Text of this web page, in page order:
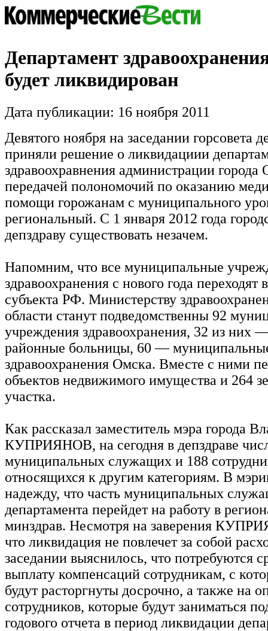
Департамент
будет ликвидирован
Дата публикации: 16 ноября 2011
Девятого ноября на заседании горсовета
приняли решение о ликвидациии
здравоохравнения администрации города
передачей полономочий по оказанию
помощи горожанам с муниципального
региональный. С 1 января 2012 года
депздраву существовать незачем.
Напомним, что все муниципальные
здравоохранения с нового года переходят
субъекта РФ. Министерству
области станут подведомственны 92
учреждения здравоохранения, 32 из них
районные больницы, 60 —
здравоохранения Омска. Вместе с ними
объектов недвижимого имущества и 264
участка.
Как рассказал заместитель мэра города
КУПРИЯНОВ, на сегодня в депздраве
муниципальных служащих и 188
относящихся к другим категориям. В
надежду, что часть муниципальных
департамента перейдет на работу в
минздрав. Несмотря на заверения
что ликвидация не повлечет за собой
заседании выяснилось, что потребуются
выплату компенсаций сотрудникам, с
будут расторгнуты досрочно, а также на
сотрудников, которые будут заниматься
годового отчета в период ликвидации